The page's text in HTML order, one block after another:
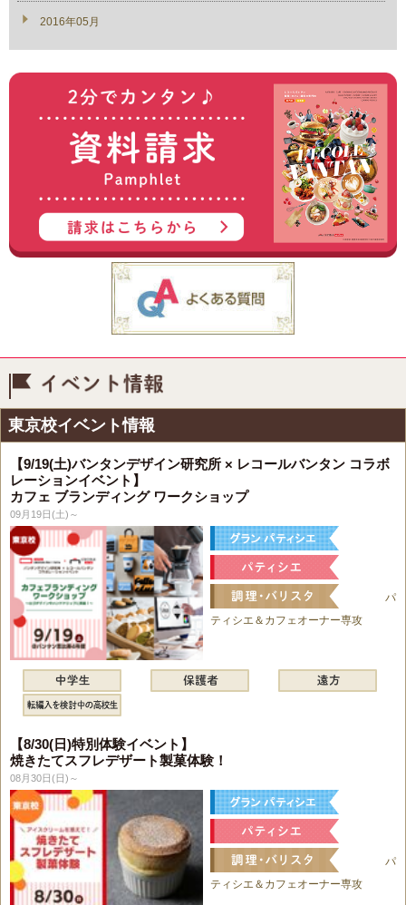
2016年05月
東京校イベント情報
【9/19(土)バンタンデザイン研究所 × レコールバンタン コラボ
レーションイベント】
カフェ ブランディング ワークショップ
09月19日(土)～
パ
ティシエ＆カフェオーナー専攻
【8/30(日)特別体験イベント】
焼きたてスフレデザート製菓体験！
08月30日(日)～
パ
ティシエ＆カフェオーナー専攻